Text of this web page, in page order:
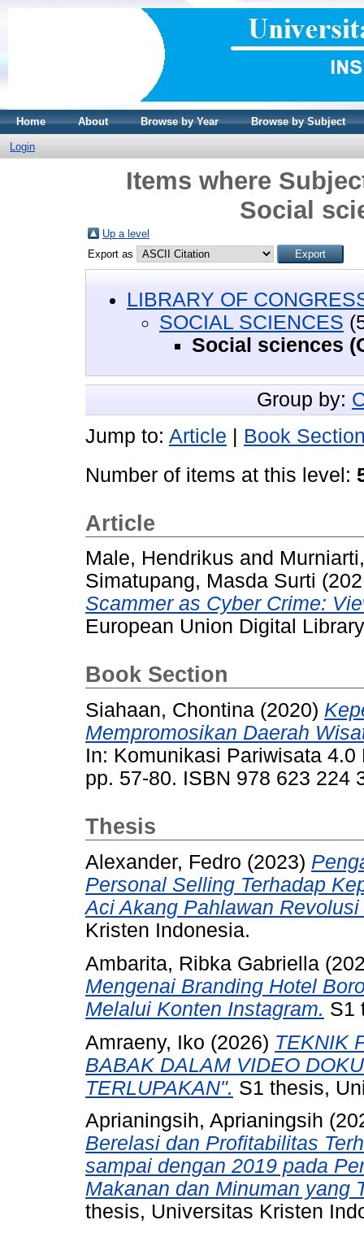
Home About Browse by Year Browse by Subject
Login
Items where
Social
Up a level
Export as
LIBRARY OF
SOCIAL SCIENCES
Social sciences
Group by:
Jump to: Article | Book
Number of items at this level:
Article
Male, Hendrikus and
Simatupang, Masda Surti
Scammer as Cyber Crime:
European Union Digital
Book Section
Siahaan, Chontina (2020)
Mempromosikan Daerah
In: Komunikasi Pariwisata
pp. 57-80. ISBN 978 623 224
Thesis
Alexander, Fedro (2023)
Personal Selling Terhadap
Aci Akang Pahlawan
Kristen Indonesia.
Ambarita, Ribka Gabriella
Mengenai Branding Hotel
Melalui Konten Instagram. S1
Amraeny, Iko (2026) TEKNIK
BABAK DALAM VIDEO
TERLUPAKAN". S1 thesis,
Aprianingsih, Aprianingsih
Berelasi dan Profitabilitas
sampai dengan 2019 pada
Makanan dan Minuman yang
thesis, Universitas Kristen